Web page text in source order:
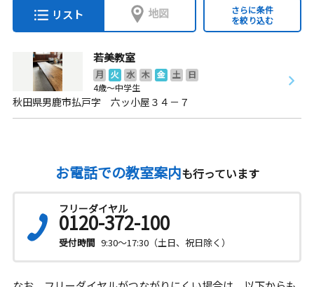
リスト 地図
さらに条件
を絞り込む
若美教室
月 火 水 木 金 土
日
4歳～中学生
秋田県男鹿市払戸字 六ッ小屋３４－７
お電話での教室案内も行っています
フリーダイヤル
0120-372-100
受付時間 9:30～17:30（土日、祝日除く）